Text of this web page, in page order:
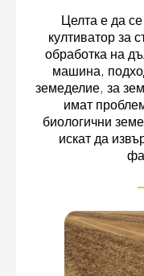
Целта е да
култиватор за
обработка на
машина,
земеделие, за
имат
биологични
искат да